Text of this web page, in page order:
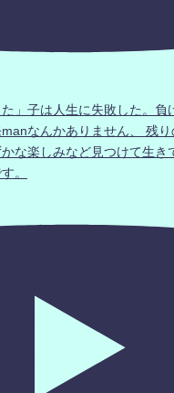
」子は人生に失敗した。負
なんかありません、 残り
な楽しみなど見つけて生き
。